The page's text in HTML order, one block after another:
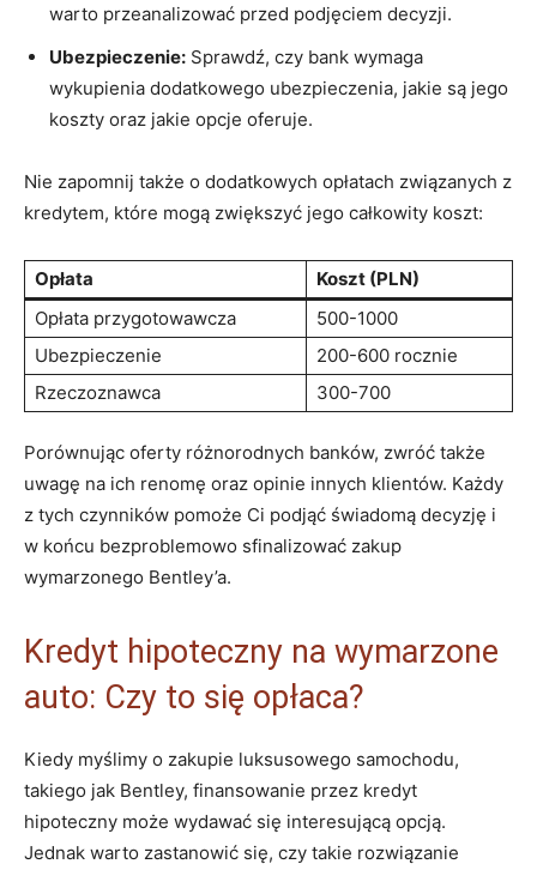
warto przeanalizować przed podjęciem decyzji.
Ubezpieczenie: Sprawdź, ​czy​ bank wymaga‌
wykupienia dodatkowego ‌ubezpieczenia, jakie są jego‌
koszty oraz‍ jakie opcje oferuje.
Nie zapomnij także o dodatkowych opłatach‌ związanych ⁣z
kredytem, które mogą ‍zwiększyć jego całkowity‌ koszt:
Opłata
Koszt (PLN)
Opłata przygotowawcza
500-1000
Ubezpieczenie
200-600⁤ rocznie
Rzeczoznawca
300-700
Porównując‍ oferty różnorodnych banków,‌ zwróć ‍także‍
uwagę⁣ na ich renomę oraz opinie innych klientów.⁢ Każdy⁢
z tych czynników ‍pomoże Ci podjąć‍ świadomą decyzję i⁢
w końcu bezproblemowo sfinalizować zakup
wymarzonego Bentley’a.
Kredyt ‍hipoteczny na ​wymarzone⁢
auto: Czy to się⁣ opłaca?
Kiedy myślimy⁢ o zakupie luksusowego samochodu,
‌takiego ​jak Bentley, ‌finansowanie przez kredyt
‍hipoteczny może wydawać ‌się interesującą ‌opcją.
Jednak warto zastanowić się, czy takie rozwiązanie